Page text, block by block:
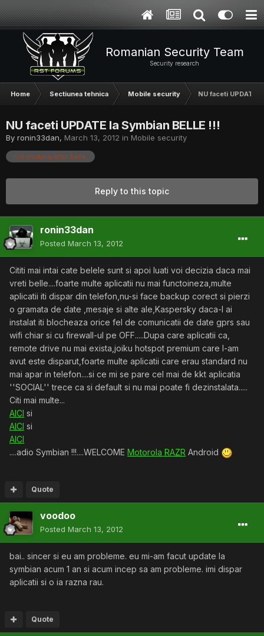
Romanian Security Team
Security research
Home Sectiunea tehnica Mobile security NU faceti UPDATE
NU faceti UPDATE la Symbian BELLE !!!
By ronin33dan, March 13, 2012 in Mobile security
not working after belle;
Reply to this topic
ronin33dan
Posted March 13, 2012
Cititi mai intai cate belele sunt si apoi luati voi decizia daca mai
vreti belle....foarte multe aplicatii nu mai functoineza,multe
aplicatii iti dispar din telefon,nu-si face backup corect si pierzi
o gramata de date ,mesaje si alte ale,Kaspersky daca-l ai
instalat iti blocheaza orice fel de comunicatii de date gprs sau
wifi chiar si cu firewall-ul pe OFF.....Dupa care aplicatii ca,
remote drive nu mai exista,joiku hotspot premium care l-am
avut este disparut,foarte multe aplicatii care erau standard nu
mai apar in telefon....si ce mi se pare cel mai de kkt aplicatia
''SOCIAL'' trece ca si default si nu mai poate fi dezinstalata.....
Citi mai multe...
AICI si
AICI si
AICI
....adio Symbian !!!....WELCOME Motorola RAZR Android
Quote
voodoo
Posted March 13, 2012
bai.. sincer si eu am probleme. eu mi-am facut update la
symbian acum 1 an si acum incep sa am probleme. imi dispar
aplicatii si o ia razna rau.
Quote